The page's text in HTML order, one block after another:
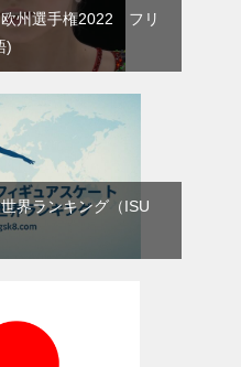
州選手権2022 フリ
)
界ランキング（ISU